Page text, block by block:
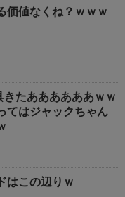
価値なくね？ｗｗｗ
きたああああああｗｗ
てはジャックちゃん
はこの辺りｗ